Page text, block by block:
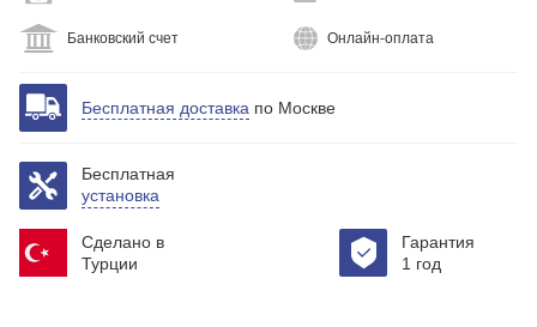
Банковский счет Онлайн-оплата
Бесплатная доставка по Москве
Бесплатная
установка
Сделано в
Турции
Гарантия
1 год